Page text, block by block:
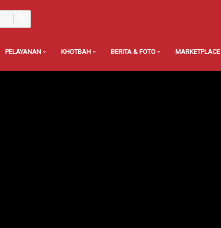
PELAYANAN KHOTBAH BERITA & FOTO MARKETPLACE